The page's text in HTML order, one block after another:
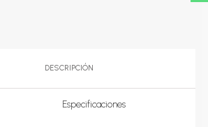
DESCRIPCIÓN
Especificaciones